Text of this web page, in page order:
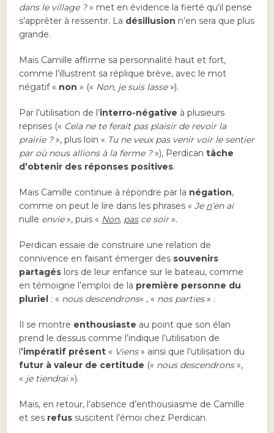
dans le village ?» met en évidence la fierté qu’il pense
s’apprêter à ressentir. La désillusion n’en sera que plus
grande.
Mais Camille affirme sa personnalité haut et fort,
comme l’illustrent sa réplique brève, avec le mot
négatif « non » (« Non, je suis lasse»).
Par l’utilisation de l’interro-négative à plusieurs
reprises (« Cela ne te ferait pas plaisir de revoir la
prairie ?», plus loin « Tu ne veux pas venir voir le sentier
par où nous allions à la ferme ?»), Perdicantâche
d’obtenir des réponses positives.
Mais Camille continue à répondre par la négation,
comme on peut le lire dans les phrases «Je n’en ai
nulle envie», puis « Non, pasce soir».
Perdican essaie de construire une relation de
connivence en faisant émerger des souvenirs
partagés lors de leur enfance sur le bateau, comme
en témoigne l’emploi de la première personne du
pluriel : « nous descendrons« , « nos parties» .
Il se montre enthousiaste au point que son élan
prend le dessus comme l’indique l’utilisation de
l’impératif présent « Viens» ainsi que l’utilisation du
futur à valeur de certitude (« nous descendrons»,
« je tiendrai»).
Mais, en retour, l’absence d’enthousiasme de Camille
et ses refus suscitent l’émoi chez Perdican.